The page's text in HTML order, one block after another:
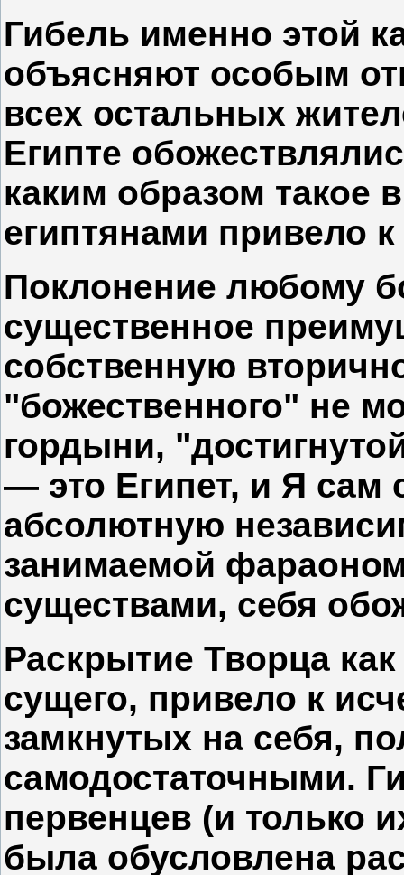
Гибель именно этой
объясняют особым
всех остальных
Египте
каким образом такое
египтянами привело
Поклонение любому
существенное
собственную
"божественного" не
гордыни,
— это Египет, и Я сам
абсолютную
занимаемой
существами, себя
Раскрытие Творца
сущего, привело к
замкнутых на себя,
самодостаточными.
первенцев (и только
была обусловлена